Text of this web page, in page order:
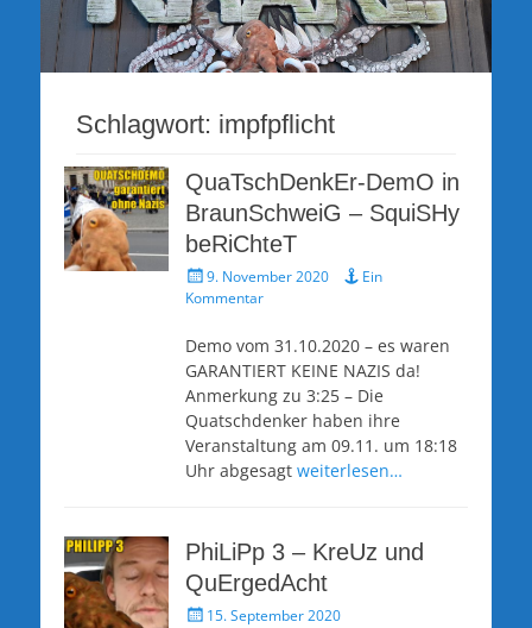
Schlagwort: impfpflicht
QuaTschDenkEr-DemO in
BraunSchweiG – SquiSHy
beRiChteT
Veröffentlicht
am
9. November 2020
Ein
Kommentar
Demo vom 31.10.2020 – es waren
GARANTIERT KEINE NAZIS da!
Anmerkung zu 3:25 – Die
Quatschdenker haben ihre
Veranstaltung am 09.11. um 18:18
Uhr abgesagt weiterlesen…
PhiLiPp 3 – KreUz und
QuErgedAcht
Veröffentlicht
15. September 2020